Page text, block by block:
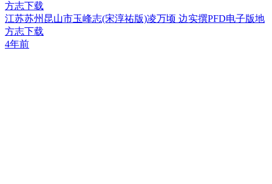
方志下载
江苏苏州昆山市玉峰志(宋淳祐版)凌万顷 边实撰PFD电子版地
方志下载
4年前